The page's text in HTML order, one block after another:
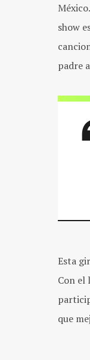
show
padre
Esta
Con el
que